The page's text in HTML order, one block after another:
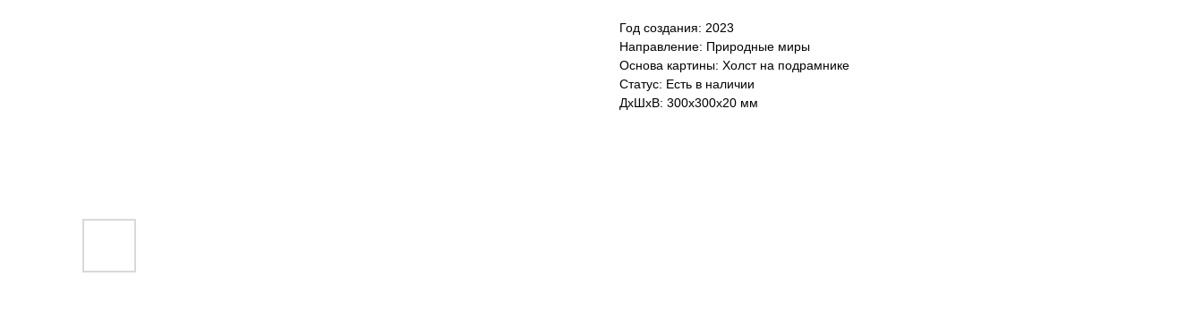
Год создания: 2023
Направление: Природные миры
Основа картины: Холст на подрамнике
Статус: Есть в наличии
ДxШxВ: 300x300x20 мм